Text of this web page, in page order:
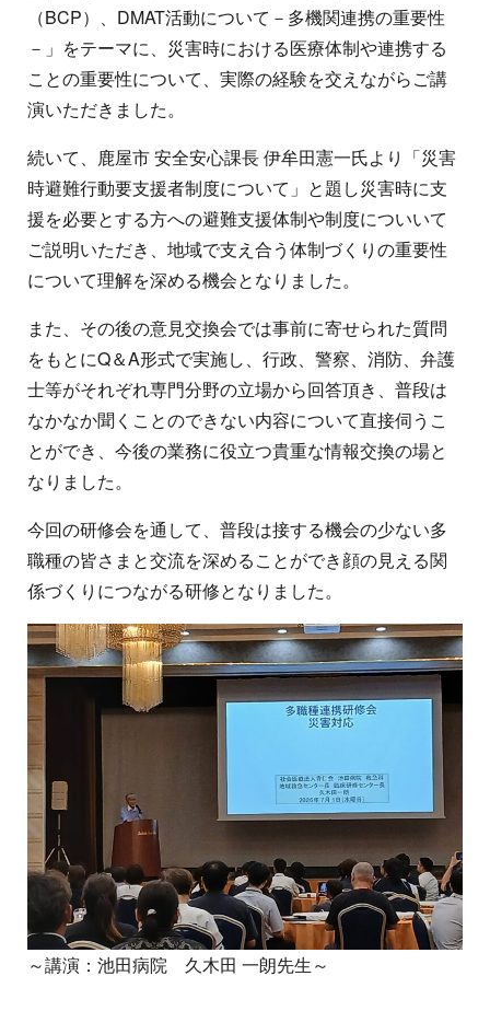
（BCP）、DMAT活動について－多機関連携の重要性
－」をテーマに、災害時における医療体制や連携する
ことの重要性について、実際の経験を交えながらご講
演いただきました。
続いて、鹿屋市 安全安心課長 伊牟田憲一氏より「災害
時避難行動要支援者制度について」と題し災害時に支
援を必要とする方への避難支援体制や制度についいて
ご説明いただき、地域で支え合う体制づくりの重要性
について理解を深める機会となりました。
また、その後の意見交換会では事前に寄せられた質問
をもとにQ＆A形式で実施し、行政、警察、消防、弁護
士等がそれぞれ専門分野の立場から回答頂き、普段は
なかなか聞くことのできない内容について直接伺うこ
とができ、今後の業務に役立つ貴重な情報交換の場と
なりました。
今回の研修会を通して、普段は接する機会の少ない多
職種の皆さまと交流を深めることができ顔の見える関
係づくりにつながる研修となりました。
～講演：池田病院 久木田 一朗先生～